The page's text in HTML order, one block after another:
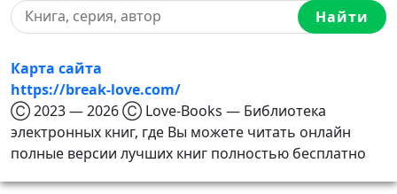
Найти
Карта сайта
https://break-love.com/
Ⓒ 2023 — 2026 Ⓒ Love-Books — Библиотека
электронных книг, где Вы можете читать онлайн
полные версии лучших книг полностью бесплатно